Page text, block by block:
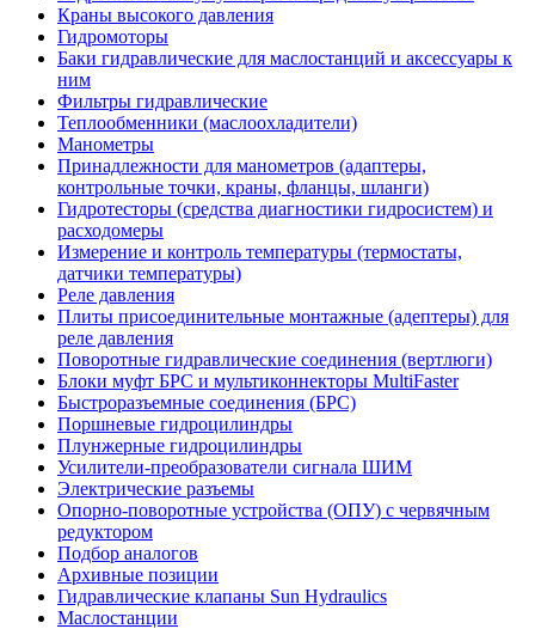
Краны высокого давления
Гидромоторы
Баки гидравлические для маслостанций и аксессуары к
ним
Фильтры гидравлические
Теплообменники (маслоохладители)
Манометры
Принадлежности для манометров (адаптеры,
контрольные точки, краны, фланцы, шланги)
Гидротесторы (средства диагностики гидросистем) и
расходомеры
Измерение и контроль температуры (термостаты,
датчики температуры)
Реле давления
Плиты присоединительные монтажные (адептеры) для
реле давления
Поворотные гидравлические соединения (вертлюги)
Блоки муфт БРС и мультиконнекторы MultiFaster
Быстроразъемные соединения (БРС)
Поршневые гидроцилиндры
Плунжерные гидроцилиндры
Усилители-преобразователи сигнала ШИМ
Электрические разъемы
Опорно-поворотные устройства (ОПУ) с червячным
редуктором
Подбор аналогов
Архивные позиции
Гидравлические клапаны Sun Hydraulics
Маслостанции